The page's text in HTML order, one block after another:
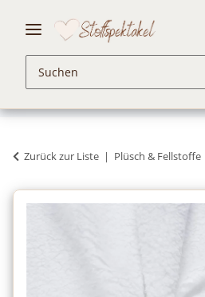
Zurück zur Liste Plüsch & Fellstoffe